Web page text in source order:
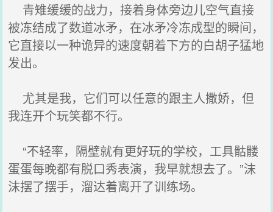
青雉缓缓的战力，接着身体旁边儿空气直接
被冻结成了数道冰矛，在冰矛冷冻成型的瞬间，
它直接以一种诡异的速度朝着下方的白胡子猛地
发出。
尤其是我，它们可以任意的跟主人撒娇，但
我连开个玩笑都不行。
“不轻率，隔壁就有更好玩的学校，工具骷髅
蛋蛋每晚都有脱口秀表演，我早就想去了。”沫
沫摆了摆手，溜达着离开了训练场。